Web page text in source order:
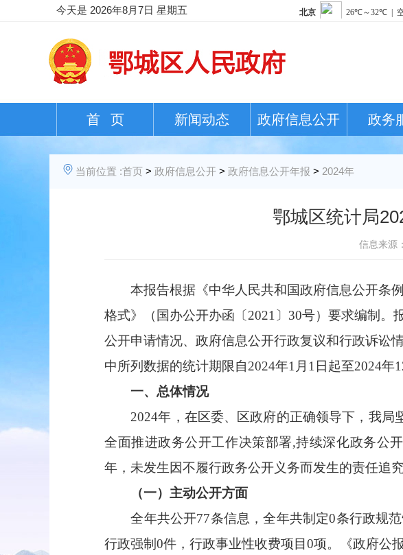
今天是 2026年8月7日 星期五
首 页 新闻动态 政府信息公开 政务
当前位置 :首页 > 政府信息公开 > 政府信息公开年报 > 2024年
鄂城区统计局
信息来源
本报告根据《中华人民共和国政府信息公开条例
格式》（国办公开办函〔2021〕30号）要求编制
公开申请情况、政府信息公开行政复议和行政诉讼
中所列数据的统计期限自2024年1月1日起至2024年
一、总体情况
2024年，在区委、区政府的正确领导下，我局
全面推进政务公开工作决策部署,持续深化政务公
年，未发生因不履行政务公开义务而发生的责任追究
（一）主动公开方面
全年共公开77条信息，全年共制定0条行政规范
行政强制0件，行政事业性收费项目0项。《政府公